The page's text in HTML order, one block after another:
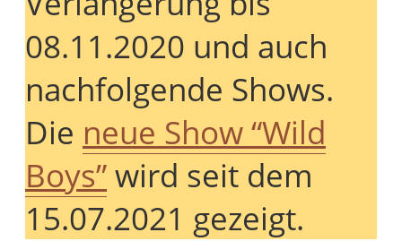
08.11.2020 und auch
nachfolgende Shows.
Die neue Show “Wild
Boys”wird seit dem
15.07.2021 gezeigt.